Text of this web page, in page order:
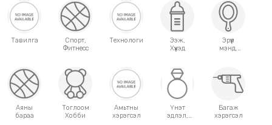
Тавилга
Спорт,
Фитнесс
Технологи
Ээж,
Хүүхэд
Эрүүл
мэнд,
Аяны
бараа
Тоглоом
Хобби
Амьтны
хэрэгсэл
Үнэт
эдлэл,
Багаж
хэрэгсэл